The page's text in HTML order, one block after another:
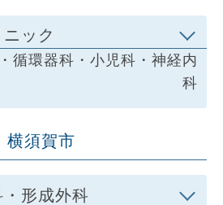
ック
循環器科・小児科・神経内
科
横須賀市
形成外科